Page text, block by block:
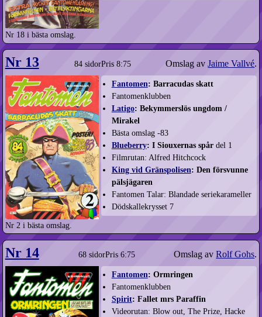
Nr 18 i bästa omslag.
Nr 13 84 sidorPris 8:75 Omslag avJaime Vallvé.
Nr 2 i bästa omslag.
Fantomen: Barracudas skatt
Fantomenklubben
Latigo: Bekymmerslös ungdom /
Mirakel
Bästa omslag -83
Blueberry: I Siouxernas spår del 1
Filmrutan: Alfred Hitchcock
King vid Gränspolisen: Den försvunne
pälsjägaren
Fantomen Talar: Blandade seriekarameller
Dödskallekrysset 7
Nr 14 68 sidorPris 6:75 Omslag avRolf Gohs.
Fantomen: Ormringen
Fantomenklubben
Spirit: Fallet mrs Paraffin
Videorutan: Blow out, The Prize, Hacke